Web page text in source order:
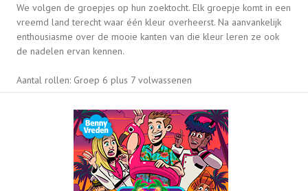
We volgen de groepjes op hun zoektocht. Elk groepje komt in een
vreemd land terecht waar één kleur overheerst. Na aanvankelijk
enthousiasme over de mooie kanten van die kleur leren ze ook
de nadelen ervan kennen.
Aantal rollen: Groep 6 plus 7 volwassenen